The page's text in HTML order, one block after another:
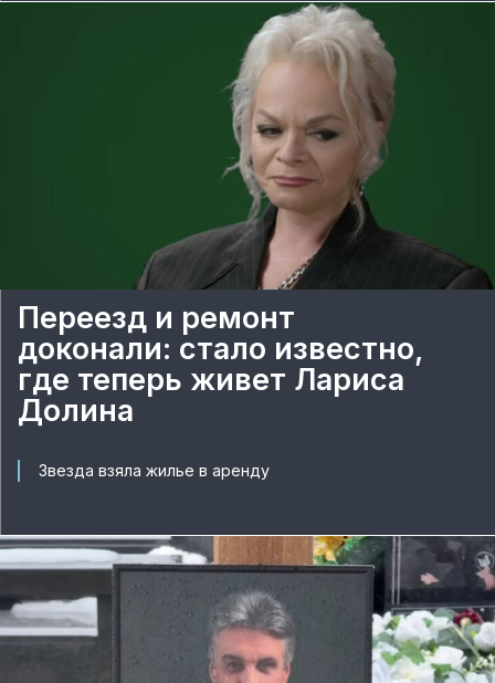
Переезд и ремонт
доконали: стало известно,
где теперь живет Лариса
Долина
Звезда взяла жилье в аренду